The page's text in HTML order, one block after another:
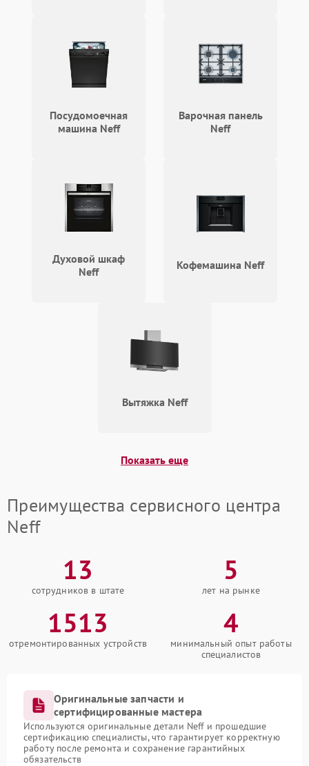
Посудомоечная
машина Neff
Варочная панель
Neff
Духовой шкаф
Neff
Кофемашина Neff
Вытяжка Neff
Показать еще
Преимущества сервисного центра
Neff
13
сотрудников в штате
5
лет на рынке
1513
отремонтированных устройств
4
минимальный опыт работы
специалистов
Оригинальные запчасти и
сертифицированные мастера
Используются оригинальные детали Neff и прошедшие
сертификацию специалисты, что гарантирует корректную
работу после ремонта и сохранение гарантийных
обязательств